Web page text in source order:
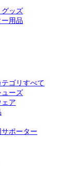
グッズ
用品
ゴリすべて
ーズ
ア
ポーター